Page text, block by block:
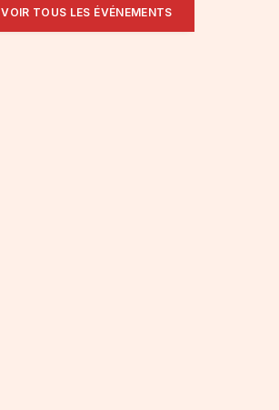
VOIR TOUS LES ÉVÉNEMENTS